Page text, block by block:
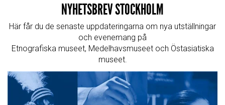
NYHETSBREV STOCKHOLM
Här får du de senaste uppdateringarna om nya utställningar
och evenemang på
Etnografiska museet, Medelhavsmuseet och Östasiatiska
museet.